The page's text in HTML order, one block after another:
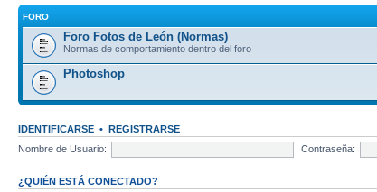
FORO
Foro Fotos de León (Normas)
Normas de comportamiento dentro del foro
Photoshop
IDENTIFICARSE • REGISTRARSE
Nombre de Usuario:
Contraseña:
¿QUIÉN ESTÁ CONECTADO?